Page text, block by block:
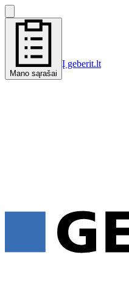
Mano sąrašai
Į geberit.lt